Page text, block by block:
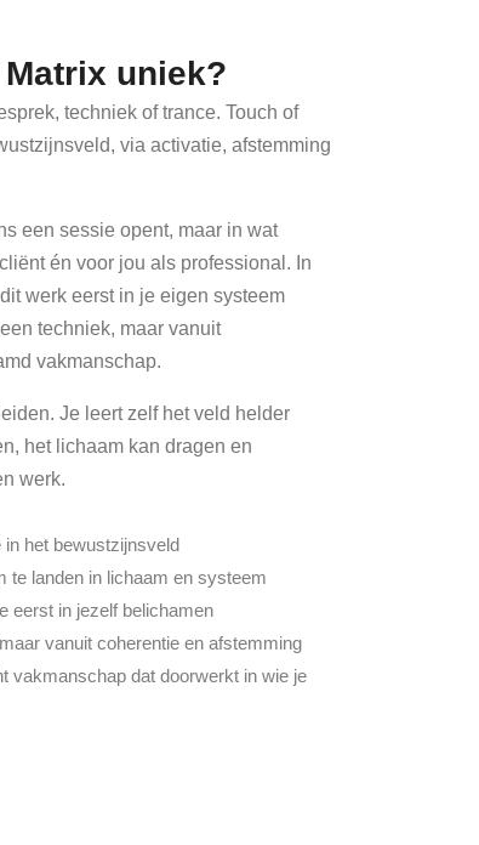
uniek?
techniek of trance. Touch of
via activatie, afstemming
een sessie opent, maar in wat
én voor jou als professional. In
werk eerst in je eigen systeem
techniek, maar vanuit
vakmanschap.
Je leert zelf het veld helder
het lichaam kan dragen en
werk.
in het bewustzijnsveld
te landen in lichaam en systeem
eerst in jezelf belichamen
vanuit coherentie en afstemming
vakmanschap dat doorwerkt in wie je